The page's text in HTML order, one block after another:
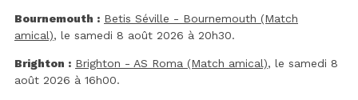
Bournemouth : Betis Séville - Bournemouth (Match
amical), le samedi 8 août 2026 à 20h30.
Brighton : Brighton - AS Roma (Match amical), le samedi 8
août 2026 à 16h00.